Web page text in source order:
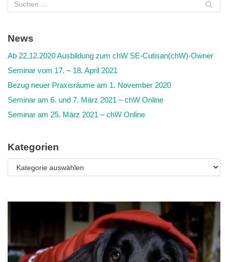
News
Ab 22.12.2020 Ausbildung zum chW SE-Cutisan(chW)-Owner
Seminar vom 17. – 18. April 2021
Bezug neuer Praxisräume am 1. November 2020
Seminar am 6. und 7. März 2021 – chW Online
Seminar am 25. März 2021 – chW Online
Kategorien